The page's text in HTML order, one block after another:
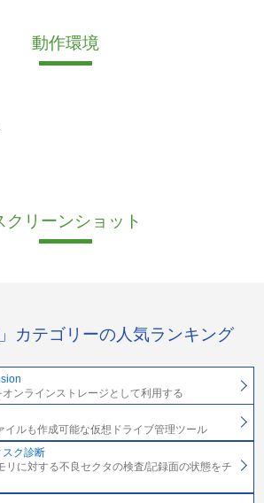
動作環境
クリーンショット
カテゴリーの人気ランキング
ンラインストレージとして利用する
イルも作成可能な仮想ドライブ管理ツール
スク診断
リに対する不良セクタの検査/記録面の状態をチ